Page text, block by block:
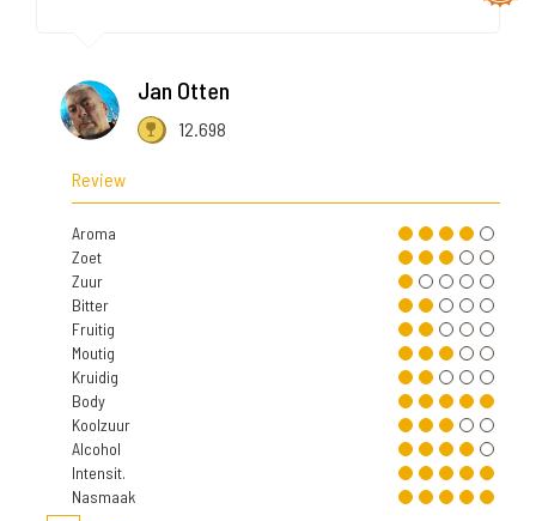
Jan Otten
12.698
Review
Aroma
Zoet
Zuur
Bitter
Fruitig
Moutig
Kruidig
Body
Koolzuur
Alcohol
Intensit.
Nasmaak